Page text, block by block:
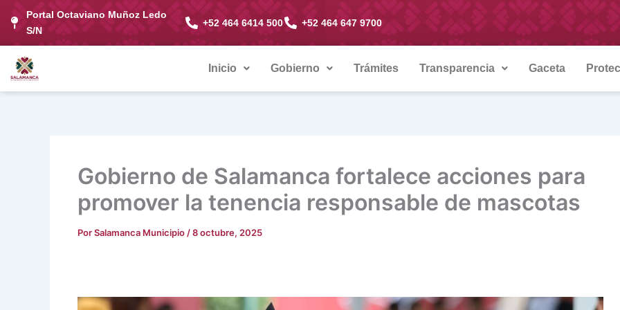
contenido
Portal Octaviano Muñoz Ledo
S/N
+52 464 6414 500 +52 464 647 9700
Inicio Gobierno Trámites Transparencia Gaceta
Gobierno de Salamanca fortalece acciones para
promover la tenencia responsable de mascotas
PorSalamanca Municipio /8 octubre, 2025